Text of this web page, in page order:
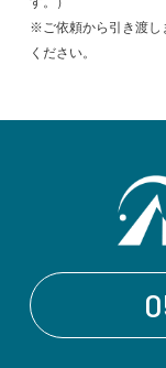
※ご依頼から引き渡し
ください。